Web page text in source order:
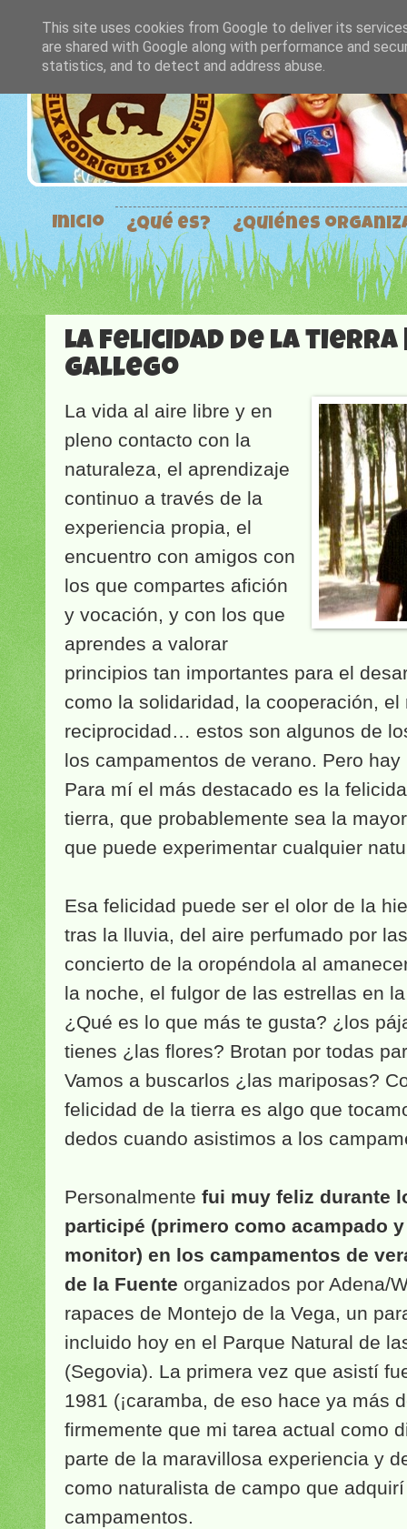
Inicio ¿Qué es? ¿Quiénes
La felicidad de la tierra |
Gallego
La vida al aire libre y en
pleno contacto con la
naturaleza, el aprendizaje
continuo a través de la
experiencia propia, el
encuentro con amigos con
los que compartes afición
y vocación, y con los que
aprendes a valorar
principios tan importantes para el
como la solidaridad, la cooperación, el
reciprocidad… estos son algunos de
los campamentos de verano. Pero
Para mí el más destacado es la
tierra, que probablemente sea la
que puede experimentar cualquier
Esa felicidad puede ser el olor de la
tras la lluvia, del aire perfumado por
concierto de la oropéndola al
la noche, el fulgor de las estrellas en
¿Qué es lo que más te gusta? ¿los
tienes ¿las flores? Brotan por todas
Vamos a buscarlos ¿las mariposas?
felicidad de la tierra es algo que
dedos cuando asistimos a los
Personalmente fui muy feliz durante
participé (primero como acampado
monitor) en los campamentos de
de la Fuente organizados por Adena/
rapaces de Montejo de la Vega, un
incluido hoy en el Parque Natural de
(Segovia). La primera vez que asistí
1981 (¡caramba, de eso hace ya más
firmemente que mi tarea actual como
parte de la maravillosa experiencia y
como naturalista de campo que
campamentos.
This site uses cookies from Google to deliver its
are shared with Google along with performance and
statistics, and to detect and address abuse.